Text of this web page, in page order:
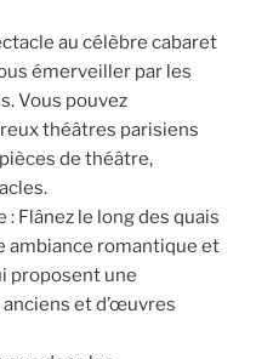
au célèbre cabaret
émerveiller par les
Vous pouvez
théâtres parisiens
de théâtre,
: Flânez le long des quais
ambiance romantique et
proposent une
et d’œuvres